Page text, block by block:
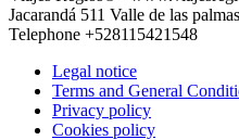
Jacarandá 511 Valle de las
Telephone +528115421548
Legal notice
Terms and General
Privacy policy
Cookies policy